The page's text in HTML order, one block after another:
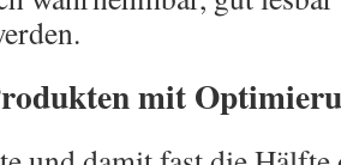
mit